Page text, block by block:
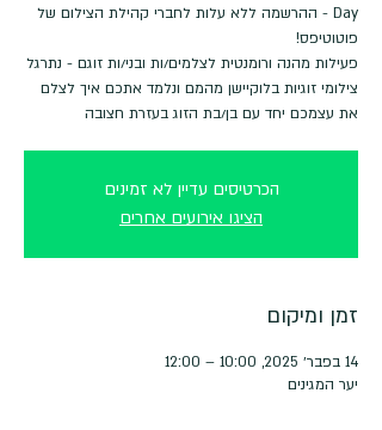
Day - ההרשמה ללא עלות לחברי קהילת הצילום של
פעילות מהנה ורומנטית לצלמים/ות ובני/ות זוגם - נתרגל
צילומי זוגיות בלוקיישן מהמם ונלמד אתכם איך לצלם
את עצמכם יחד עם בן/בת הזוג בעזרת חצובה
הכרטיסים עדיין לא זמינים
הציגו אירועים אחרים
זמן ומיקום
14 בפבר׳ 2025, 10:00 – 12:00
יער המגינים